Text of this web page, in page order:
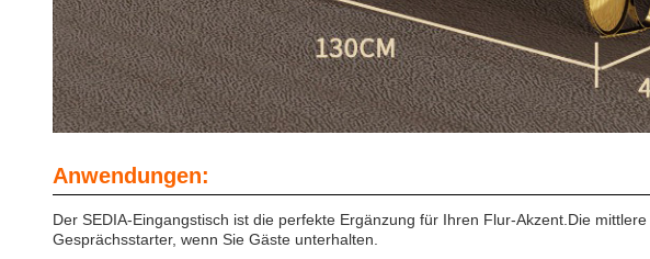
Anwendungen:
Der SEDIA-Eingangstisch ist die perfekte Ergänzung für Ihren Flur-Akzent.Die
Gesprächsstarter, wenn Sie Gäste unterhalten.